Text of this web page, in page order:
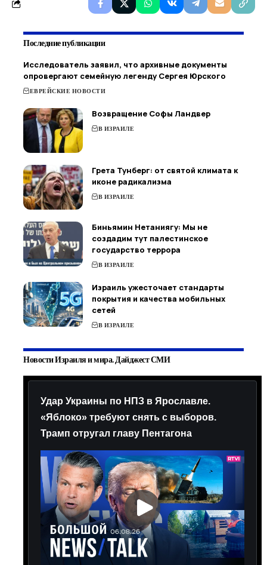
Последние публикации
Исследователь заявил, что архивные документы
опровергают семейную легенду Сергея Юрского
ЕВРЕЙСКИЕ НОВОСТИ
Возвращение Софы Ландвер
В ИЗРАИЛЕ
Грета Тунберг: от святой климата к
иконе радикализма
В ИЗРАИЛЕ
Биньямин Нетаниягу: Мы не
создадим тут палестинское
государство террора
В ИЗРАИЛЕ
Израиль ужесточает стандарты
покрытия и качества мобильных
сетей
В ИЗРАИЛЕ
Новости Израиля и мира. Дайджест СМИ